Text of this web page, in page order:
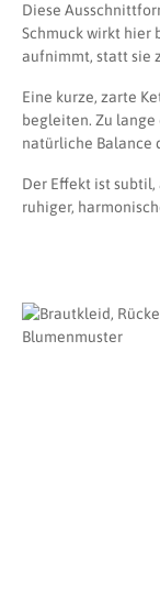
Diese
Schmuck wirkt hier
aufnimmt, statt sie
Eine kurze, zarte
begleiten. Zu lange
natürliche Balance
Der Effekt ist
ruhiger,